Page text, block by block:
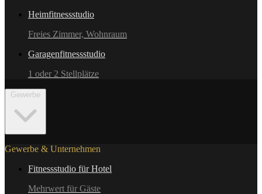
Heimfitnessstudio
Freies Zimmer, Wohnraum
Garagenfitnessstudio
1 oder 2 Stellplätze
Gewerbe & Unternehmen
Fitnessstudio für Hotel
Mehrwert für Gäste